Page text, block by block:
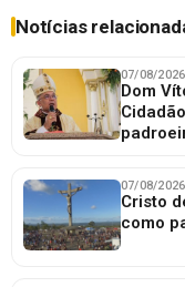
Notícias
07/08/2026
Dom
07/08/2026
Cristo
como